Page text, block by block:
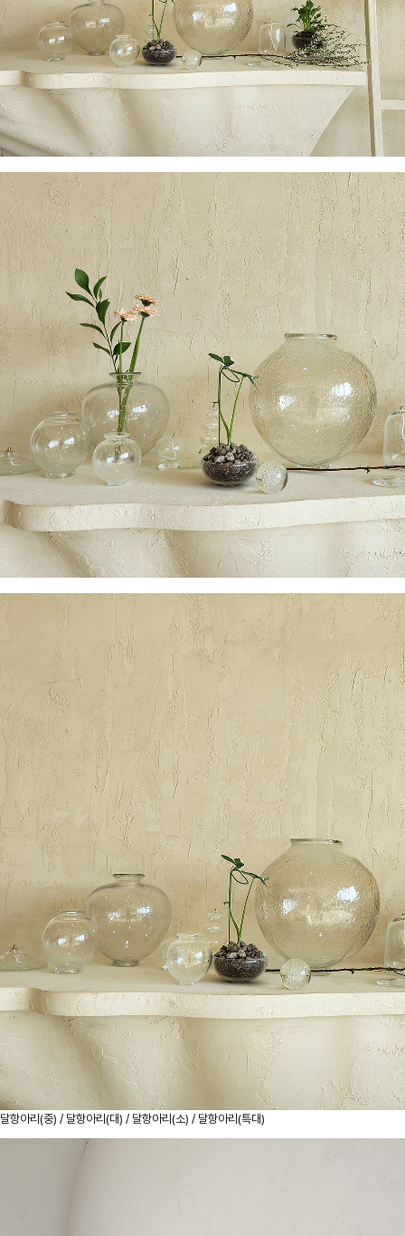
달항아리(중) / 달항아리(대) / 달항아리(소) / 달항아리(특대)